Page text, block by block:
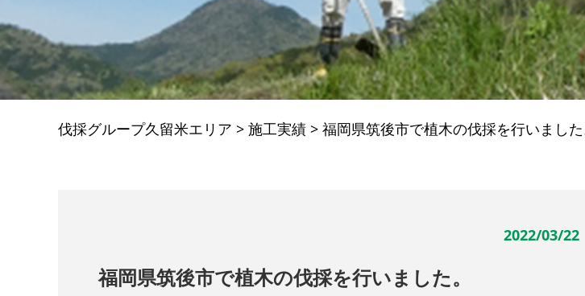
伐採グループ久留米エリア > 施工実績 > 福岡県筑後市で植木の伐採を行いました
2022/03/22
福岡県筑後市で植木の伐採を行いました。